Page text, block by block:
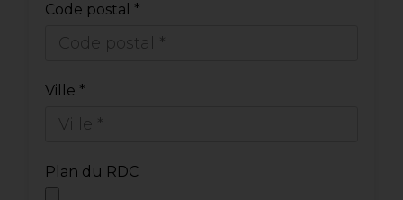
Code postal *
Ville *
Plan du RDC